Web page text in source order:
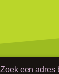
Zoek een adres